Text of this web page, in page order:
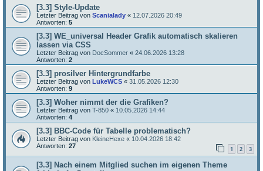
[3.3] Style-Update
Letzter Beitrag von Scanialady « 12.07.2026 20:49
Antworten: 5
[3.3] WE_universal Header Grafik automatisch skalieren
lassen via CSS
Letzter Beitrag von DocSommer « 24.06.2026 13:28
Antworten: 2
[3.3] prosilver Hintergrundfarbe
Letzter Beitrag von LukeWCS « 31.05.2026 12:30
Antworten: 9
[3.3] Woher nimmt der die Grafiken?
Letzter Beitrag von T-850 « 10.05.2026 14:44
Antworten: 4
[3.3] BBC-Code für Tabelle problematisch?
Letzter Beitrag von KleineHexe « 10.04.2026 18:42
Antworten: 27 1 2 3
[3.3] Nach einem Mitglied suchen im eigenen Theme